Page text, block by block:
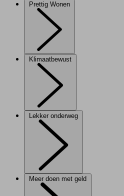
Prettig Wonen
Klimaatbewust
Lekker onderweg
Meer doen met geld